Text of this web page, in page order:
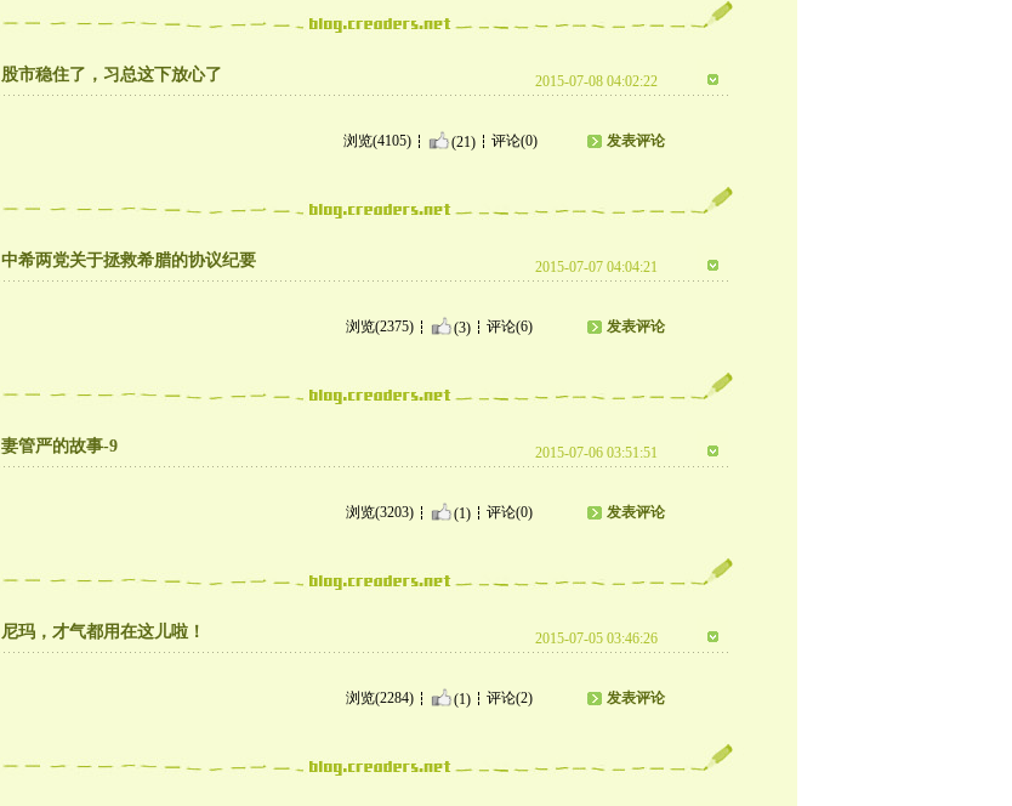
股市稳住了，习总这下放心了 2015-07-08 04:02:22
浏览(4105) (21) 评论(0) 发表评论
中希两党关于拯救希腊的协议纪要 2015-07-07 04:04:21
浏览(2375) (3) 评论(6) 发表评论
妻管严的故事-9 2015-07-06 03:51:51
浏览(3203) (1) 评论(0) 发表评论
尼玛，才气都用在这儿啦！ 2015-07-05 03:46:26
浏览(2284) (1) 评论(2) 发表评论